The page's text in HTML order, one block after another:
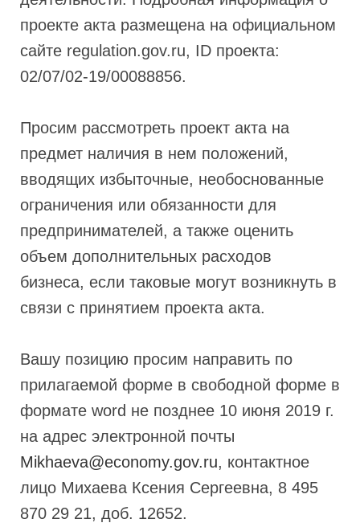
проекте акта размещена на официальном
сайте regulation.gov.ru, ID проекта:
02/07/02-19/00088856.
Просим рассмотреть проект акта на
предмет наличия в нем положений,
вводящих избыточные, необоснованные
ограничения или обязанности для
предпринимателей, а также оценить
объем дополнительных расходов
бизнеса, если таковые могут возникнуть в
связи с принятием проекта акта.
Вашу позицию просим направить по
прилагаемой форме в свободной форме в
формате word не позднее 10 июня 2019 г.
на адрес электронной почты
Mikhaeva@economy.gov.ru, контактное
лицо Михаева Ксения Сергеевна, 8 495
870 29 21, доб. 12652.